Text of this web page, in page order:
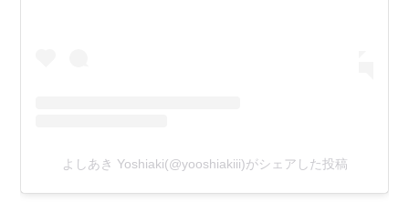
よしあき Yoshiaki(@yooshiakiii)がシェアした投稿